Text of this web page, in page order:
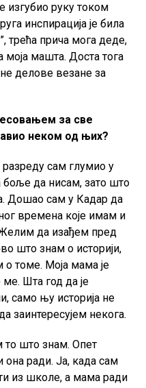
изгубио руку током
инспирација је била
трећа прича мога деде,
моја машта. Доста тога
делове везане за
за све
неком од њих?
сам глумио у
боље да нисам, зато што
Дошао сам у Кадар да
времена које имам и
да изађем пред
што знам о историји,
томе. Моја мама је
Шта год да је
само њу историја не
заинтересујем некога.
што знам. Опет
она ради. Ја, када сам
из школе, а мама ради